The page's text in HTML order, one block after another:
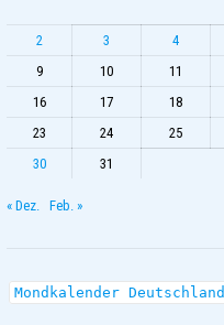
2
3 4
9
10 11
16
17 18
23
24 25
30
31
« Dez. Feb. »
Mondkalender Deutschland